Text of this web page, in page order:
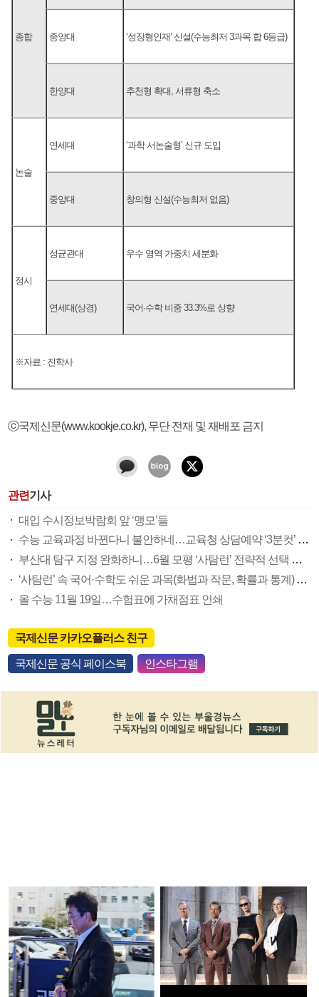
종합 중앙대 ‘성장형인재’ 신설(수능최저 3과목 합 6등급)
한양대 추천형 확대, 서류형 축소
논술
연세대 ‘과학 서논술형’ 신규 도입
중앙대 창의형 신설(수능최저 없음)
정시
성균관대 우수 영역 가중치 세분화
연세대(상경) 국어·수학 비중 33.3%로 상향
※자료 : 진학사
ⓒ국제신문(www.kookje.co.kr), 무단 전재 및 재배포 금지
관련기사
대입 수시정보박람회 앞 ‘맹모’들
수능 교육과정 바뀐다니 불안하네…교육청 상담예약 ‘3분컷’ 마감
부산대 탐구 지정 완화하니…6월 모평 ‘사탐런’ 전략적 선택 확산
‘사탐런’ 속 국어·수학도 쉬운 과목(화법과 작문, 확률과 통계) 쏠림…영어 1등급 고작 4.13%
올 수능 11월 19일…수험표에 가채점표 인쇄
국제신문 카카오플러스 친구
국제신문 공식 페이스북 인스타그램